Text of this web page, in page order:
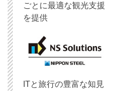
ごとに最適な観光支援
を提供
ITと旅行の豊富な知見